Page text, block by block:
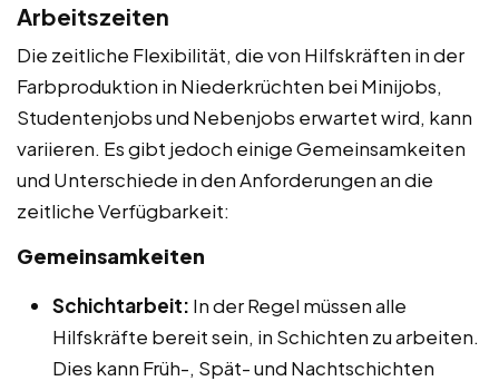
Arbeitszeiten
Die zeitliche Flexibilität, die von Hilfskräften in der
Farbproduktion in Niederkrüchten bei Minijobs,
Studentenjobs und Nebenjobs erwartet wird, kann
variieren. Es gibt jedoch einige Gemeinsamkeiten
und Unterschiede in den Anforderungen an die
zeitliche Verfügbarkeit:
Gemeinsamkeiten
Schichtarbeit: In der Regel müssen alle
Hilfskräfte bereit sein, in Schichten zu arbeiten.
Dies kann Früh-, Spät- und Nachtschichten